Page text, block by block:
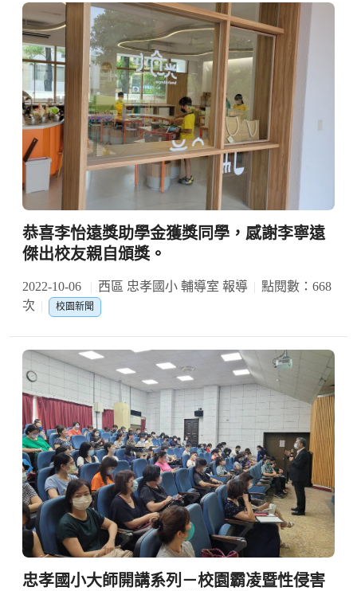
恭喜李怡遠獎助學金獲獎同學，感謝李寧遠
傑出校友親自頒獎。
2022-10-06 西區 忠孝國小 輔導室 報導
點閱數：668
次
校園新聞
忠孝國小大師開講系列－校園霸凌暨性侵害